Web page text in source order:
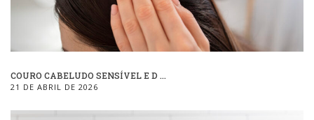
COURO CABELUDO SENSÍVEL E D ...
21 DE ABRIL DE 2026